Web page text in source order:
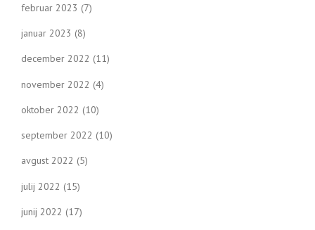
februar 2023 (7)
januar 2023 (8)
december 2022 (11)
november 2022 (4)
oktober 2022 (10)
september 2022 (10)
avgust 2022 (5)
julij 2022 (15)
junij 2022 (17)